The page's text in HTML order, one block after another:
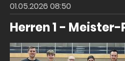
01.05.2026 08:50
Herren 1 -